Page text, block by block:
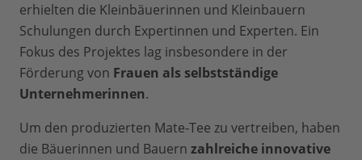
erhielten die Kleinbäuerinnen und Kleinbauern
Schulungen durch Expertinnen und Experten. Ein
Fokus des Projektes lag insbesondere in der
Förderung von Frauen als selbstständige
Unternehmerinnen.
Um den produzierten Mate-Tee zu vertreiben, haben
die Bäuerinnen und Bauern zahlreiche innovative